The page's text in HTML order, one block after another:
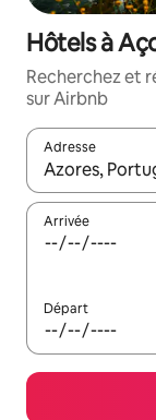
Hôtels à
Recherchez et
sur Airbnb
Adresse
Lorsque les
Arrivée
Départ